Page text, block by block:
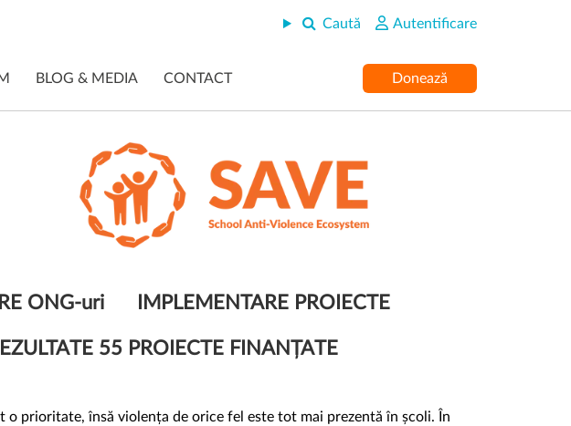
Caută Autentificare
BLOG & MEDIA CONTACT Donează
ONG-uri IMPLEMENTARE PROIECTE
55 PROIECTE FINANȚATE
prioritate, însă violența de orice fel este tot mai prezentă în școli. În